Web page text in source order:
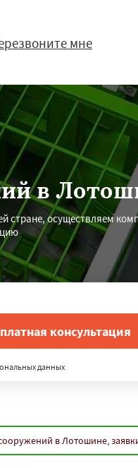
мне
в
стране, осуществляем
данных
в Лотошине,